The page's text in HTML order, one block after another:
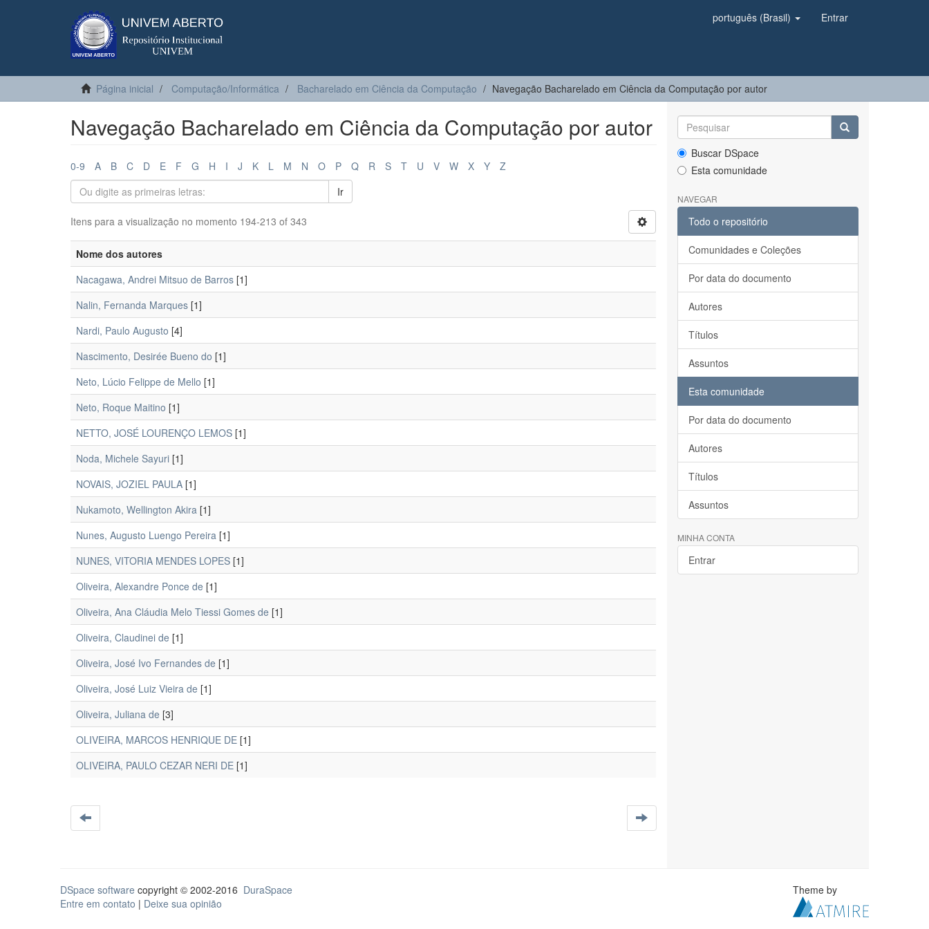
português (Brasil) Entrar
Página inicial Computação/Informática Bacharelado em Ciência da Computação Navegação Bacharelado em Ciência da Computação por autor
Navegação Bacharelado em Ciência da Computação por autor
0-9 A B C D E F G H I J K L M N O P Q R S T U V W X Y
Z
Ir
Itens para a visualização no momento 194-213 of 343
Nome dos autores
Nacagawa, Andrei Mitsuo de Barros [1]
Nalin, Fernanda Marques [1]
Nardi, Paulo Augusto [4]
Nascimento, Desirée Bueno do [1]
Neto, Lúcio Felippe de Mello [1]
Neto, Roque Maitino [1]
NETTO, JOSÉ LOURENÇO LEMOS [1]
Noda, Michele Sayuri [1]
NOVAIS, JOZIEL PAULA [1]
Nukamoto, Wellington Akira [1]
Nunes, Augusto Luengo Pereira [1]
NUNES, VITORIA MENDES LOPES [1]
Oliveira, Alexandre Ponce de [1]
Oliveira, Ana Cláudia Melo Tiessi Gomes de [1]
Oliveira, Claudinei de [1]
Oliveira, José Ivo Fernandes de [1]
Oliveira, José Luiz Vieira de [1]
Oliveira, Juliana de [3]
OLIVEIRA, MARCOS HENRIQUE DE [1]
OLIVEIRA, PAULO CEZAR NERI DE [1]
Buscar DSpace
Esta comunidade
NAVEGAR
Todo o repositório
Comunidades e Coleções
Por data do documento
Autores
Títulos
Assuntos
Esta comunidade
Por data do documento
Autores
Títulos
Assuntos
MINHA CONTA
Entrar
DSpace software copyright © 2002-2016 DuraSpace
Entre em contato | Deixe sua opinião
Theme by